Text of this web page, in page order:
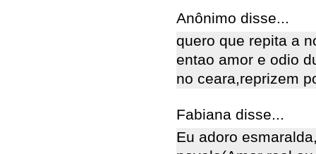
Anônimo disse...
quero que repita a
entao amor e odio
no ceara,reprizem
Fabiana disse...
Eu adoro